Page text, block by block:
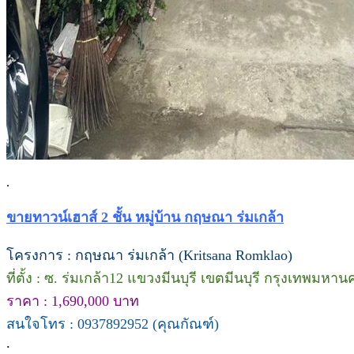
.
ขายทาวน์เฮาส์ 2 ชั้น หมู่บ้าน กฤษณา ร่มเกล้า
โครงการ : กฤษณา ร่มเกล้า (Kritsana Romklao)
ที่ตั้ง : ซ. ร่มเกล้า12 แขวงมีนบุรี เขตมีนบุรี กรุงเทพมหาน
ราคา : 1,690,000 บาท
สนใจโทร : 0937892952 (คุณกัณฑ์)
.